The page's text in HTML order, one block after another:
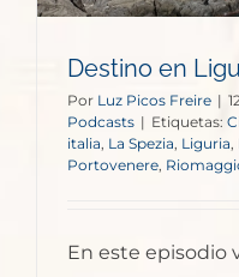
Destino en
Por Luz Picos Freire |
Podcasts | Etiquetas:
italia La Spezia Liguria,
Portovenere
En este episodio